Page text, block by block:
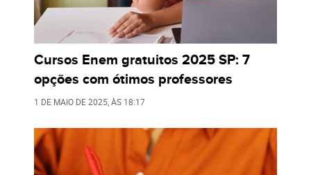
Cursos Enem gratuitos 2025 SP: 7
opções com ótimos professores
1 DE MAIO DE 2025 , ÀS 18:17